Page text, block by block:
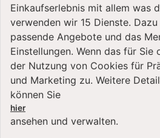
Einkaufserlebnis mit allem was
verwenden wir 15 Dienste.
passende Angebote und das
Einstellungen. Wenn das für Sie
der Nutzung von Cookies für
und Marketing zu. Weitere
können Sie
hier
ansehen und verwalten.